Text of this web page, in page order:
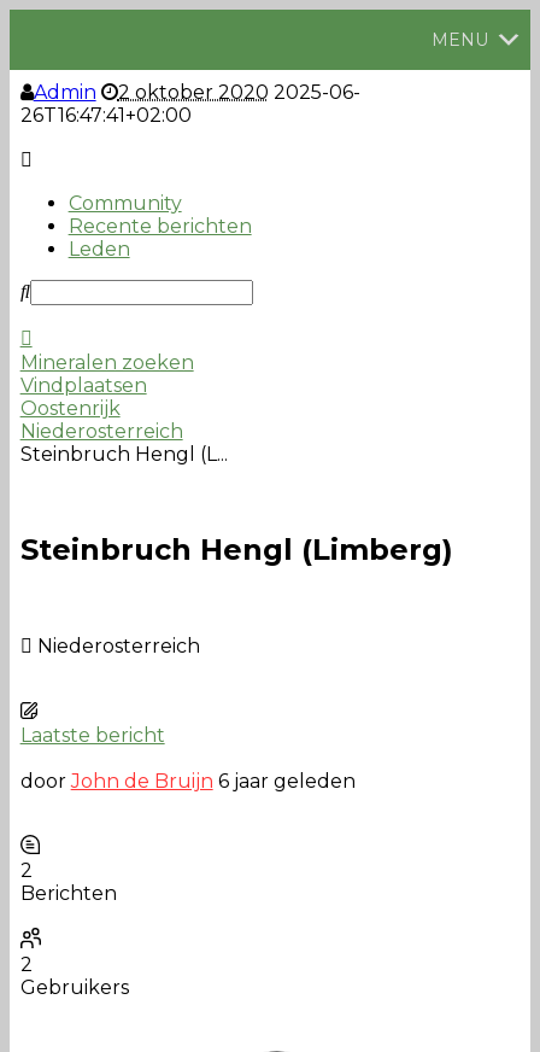
MENU
Admin 2 oktober 2020 2025-06-
26T16:47:41+02:00
Community
Recente berichten
Leden
Mineralen zoeken
Vindplaatsen
Oostenrijk
Niederosterreich
Steinbruch Hengl (L...
Steinbruch Hengl (Limberg)
Niederosterreich
Laatste bericht
door John de Bruijn 6 jaar geleden
2
Berichten
2
Gebruikers